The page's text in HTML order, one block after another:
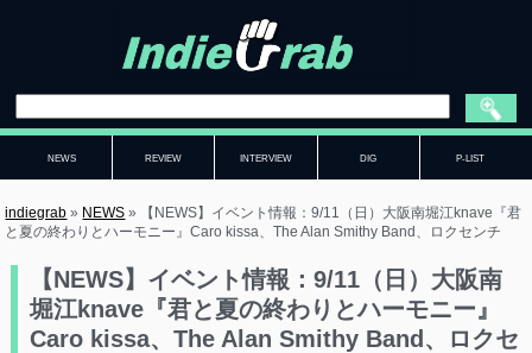
NEWS REVIEW INTERVIEW DIG P-LIST
indiegrab » NEWS »
【NEWS】イベント情報：9/11（日）大阪南堀江knave『君
と夏の終わりとハーモニー』Caro kissa、The Alan Smithy Band、ロクセンチ
【NEWS】イベント情報：9/11（日）大阪南
堀江knave『君と夏の終わりとハーモニー』
Caro kissa、The Alan Smithy Band、ロクセ